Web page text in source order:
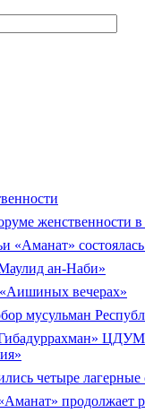
женственности
состоялась
ан-Наби»
вечерах»
мусульман
ЦДУМ
четыре
продолжает